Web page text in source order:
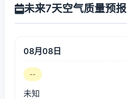
未来7天空气质量预报
08月08日
--
未知